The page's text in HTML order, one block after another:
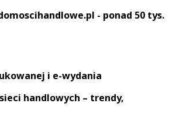
- ponad 50 tys.
i e-wydania
handlowych – trendy,